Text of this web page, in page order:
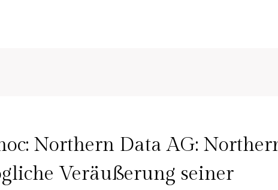
Northern Data AG:
Veräußerung seiner